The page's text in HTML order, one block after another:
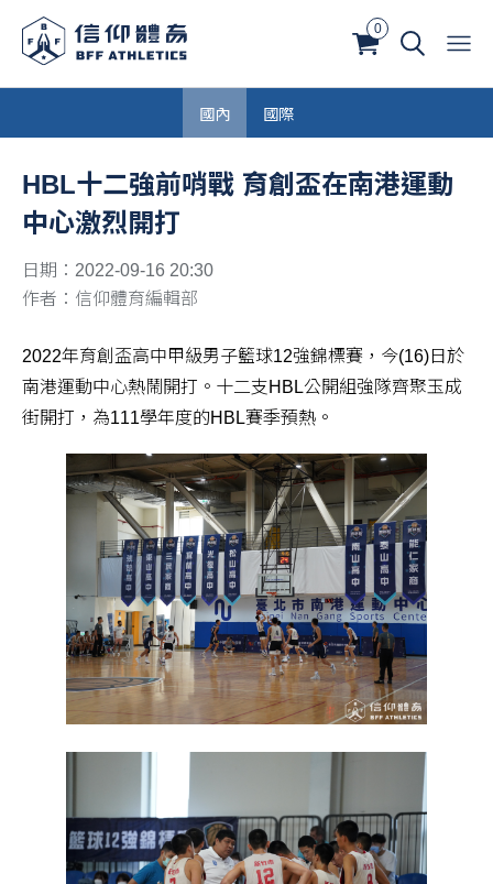
0
國內 國際
HBL十二強前哨戰 育創盃在南港運動
中心激烈開打
日期：2022-09-16 20:30
作者：信仰體育編輯部
2022年育創盃高中甲級男子籃球12強錦標賽，今(16)日於
南港運動中心熱鬧開打。十二支HBL公開組強隊齊聚玉成
街開打，為111學年度的HBL賽季預熱。